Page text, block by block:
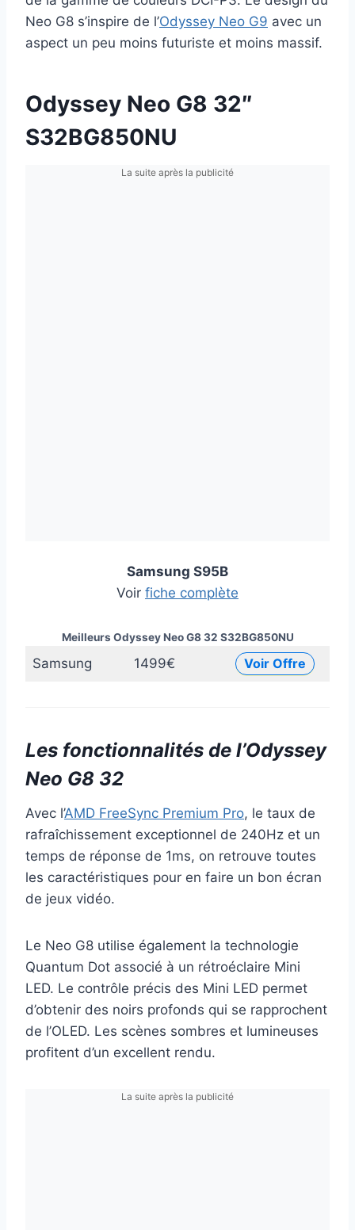
Neo G8 s’inspire de l’Odyssey Neo G9 avec un
aspect un peu moins futuriste et moins massif.
Odyssey Neo G8 32″
S32BG850NU
La suite après la publicité
Samsung S95B
Voir fiche complète
Samsung 1499€ Voir Offre
Meilleurs Odyssey Neo G8 32 S32BG850NU
Les fonctionnalités de l’Odyssey
Neo G8 32
Avec l’AMD FreeSync Premium Pro, le taux de
rafraîchissement exceptionnel de 240Hz et un
temps de réponse de 1ms, on retrouve toutes
les caractéristiques pour en faire un bon écran
de jeux vidéo.
Le Neo G8 utilise également la technologie
Quantum Dot associé à un rétroéclaire Mini
LED. Le contrôle précis des Mini LED permet
d’obtenir des noirs profonds qui se rapprochent
de l’OLED. Les scènes sombres et lumineuses
profitent d’un excellent rendu.
La suite après la publicité